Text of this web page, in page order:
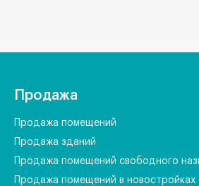
Продажа
Продажа помещений
Продажа зданий
Продажа помещений свободного
Продажа помещений в новостройках